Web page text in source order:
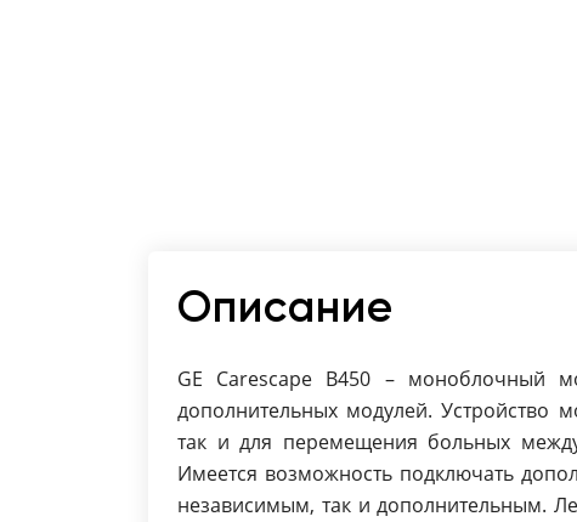
Описание
GE Carescape B450 – моноблочный
дополнительных модулей. Устройство
так и для перемещения больных
Имеется возможность подключать
независимым, так и дополнительным.